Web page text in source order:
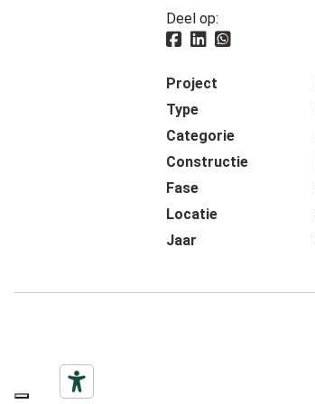
Deel op:
Project
Type
Categorie
Constructie
Fase
Locatie
Jaar